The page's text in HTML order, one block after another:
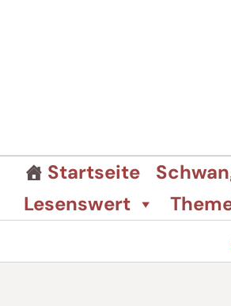
Startseite
Lesenswert